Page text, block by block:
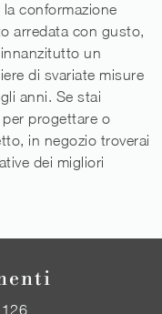
conformazione
arredata con gusto,
un
di svariate misure
anni. Se stai
progettare o
in negozio troverai
dei migliori